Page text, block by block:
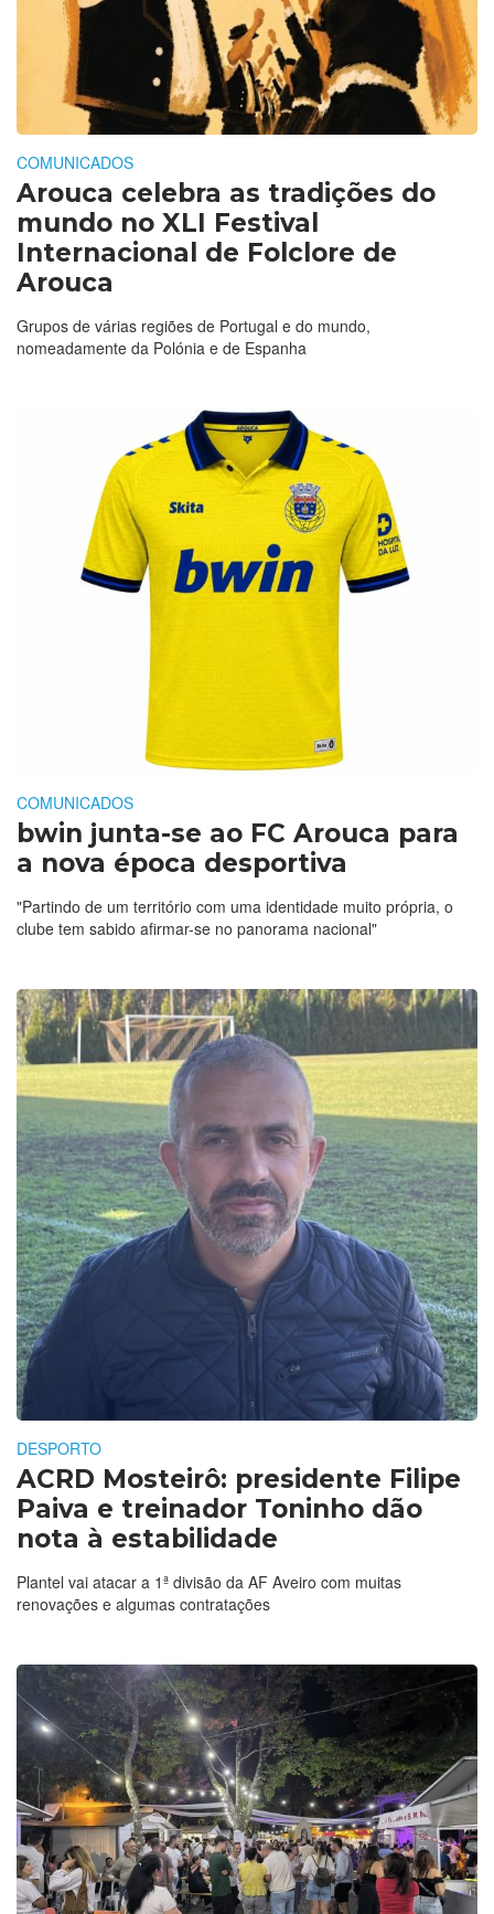
COMUNICADOS
Arouca celebra as tradições do
mundo no XLI Festival
Internacional de Folclore de
Arouca
Grupos de várias regiões de Portugal e do mundo,
nomeadamente da Polónia e de Espanha
COMUNICADOS
bwin junta-se ao FC Arouca para
a nova época desportiva
"Partindo de um território com uma identidade muito própria, o
clube tem sabido afirmar-se no panorama nacional"
DESPORTO
ACRD Mosteirô: presidente Filipe
Paiva e treinador Toninho dão
nota à estabilidade
Plantel vai atacar a 1ª divisão da AF Aveiro com muitas
renovações e algumas contratações